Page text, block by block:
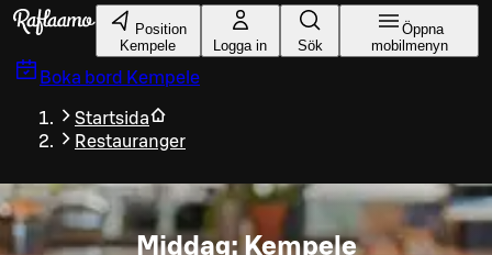
Gå till huvudinnehållet
Position
Kempele
Logga in Sök
Öppna
mobilmenyn
Boka bord Kempele
Startsida
Restauranger
Middag: Kempele